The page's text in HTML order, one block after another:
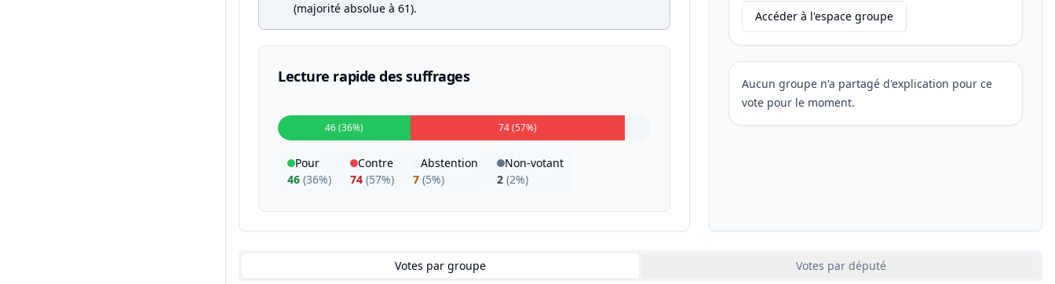
(majorité absolue à 61).
Lecture rapide des suffrages
46 (36%) 74 (57%)
Pour
46 (36%)
Contre
74 (57%)
Abstention
7 (5%)
Non-votant
2 (2%)
Accéder à l'espace groupe
Aucun groupe n'a partagé d'explication pour ce
vote pour le moment.
Votes par groupe Votes par député